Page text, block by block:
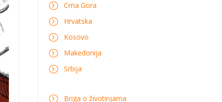
Crna Gora
Hrvatska
Kosovo
Makedonija
Srbija
Briga o životinjama